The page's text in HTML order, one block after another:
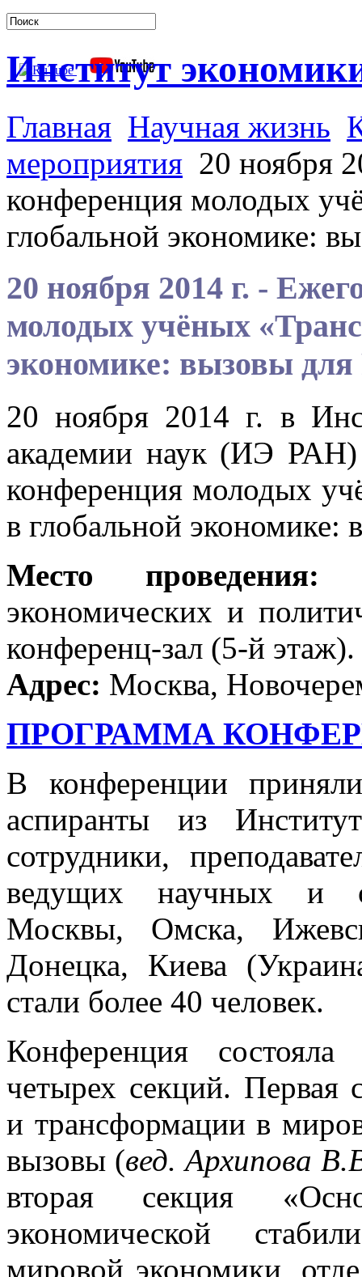
Институт
Главная Научная жизнь
мероприятия 20 ноября
конференция молодых
глобальной экономике:
20 ноября 2014 г. -
молодых учёных
экономике: вызовы для
20 ноября 2014 г. в
академии наук (ИЭ РАН)
конференция молодых
в глобальной экономике:
Место проведения:
экономических и
конференц-зал (5-й этаж).
Адрес: Москва,
ПРОГРАММА
В конференции
аспиранты из
сотрудники,
ведущих научных и
Москвы, Омска,
Донецка, Киева
стали более 40 человек.
Конференция
четырех секций. Первая
и трансформации в
вызовы (вед. Архипова
вторая секция
экономической
мировой экономики,